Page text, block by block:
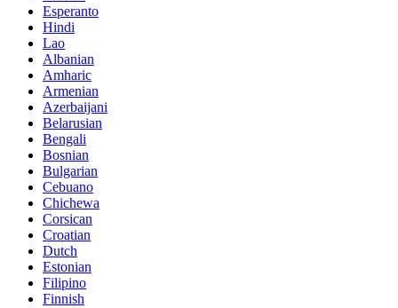
Esperanto
Hindi
Lao
Albanian
Amharic
Armenian
Azerbaijani
Belarusian
Bengali
Bosnian
Bulgarian
Cebuano
Chichewa
Corsican
Croatian
Dutch
Estonian
Filipino
Finnish